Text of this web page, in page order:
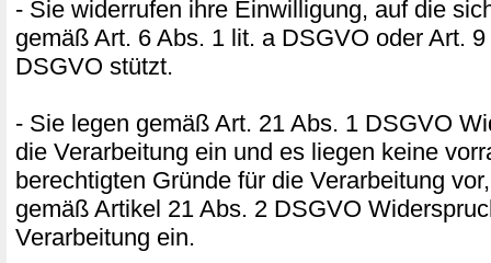
- Sie widerrufen ihre Einwilligung, auf die
gemäß Art. 6 Abs. 1 lit. a DSGVO oder Art.
DSGVO stützt.
- Sie legen gemäß Art. 21 Abs. 1 DSGVO
die Verarbeitung ein und es liegen keine
berechtigten Gründe für die Verarbeitung
gemäß Artikel 21 Abs. 2 DSGVO
Verarbeitung ein.